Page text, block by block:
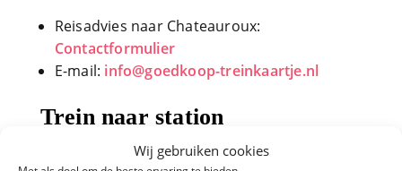
Wij gebruiken cookies
Reisadvies naar Chateauroux:
Contactformulier
E-mail: info@goedkoop-treinkaartje.nl
Trein naar station
Chateauroux